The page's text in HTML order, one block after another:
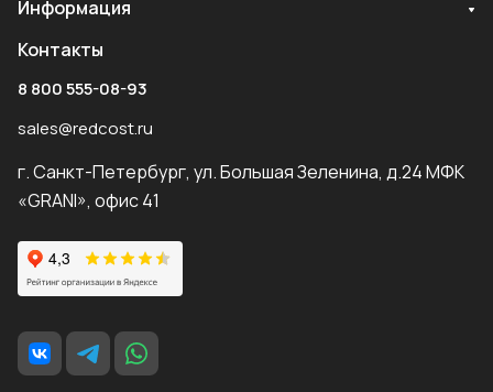
Информация
Контакты
8 800 555-08-93
sales@redcost.ru
г. Санкт-Петербург, ул. Большая Зеленина, д.24 МФК
«GRANI», офис 41